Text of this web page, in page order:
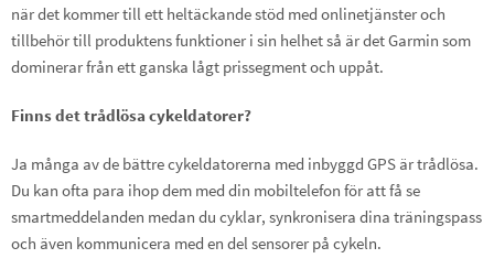
när det kommer till ett heltäckande stöd med onlinetjänster och
tillbehör till produktens funktioner i sin helhet så är det Garmin som
dominerar från ett ganska lågt prissegment och uppåt.
Finns det trådlösa cykeldatorer?
Ja många av de bättre cykeldatorerna med inbyggd GPS är trådlösa.
Du kan ofta para ihop dem med din mobiltelefon för att få se
smartmeddelanden medan du cyklar, synkronisera dina träningspass
och även kommunicera med en del sensorer på cykeln.